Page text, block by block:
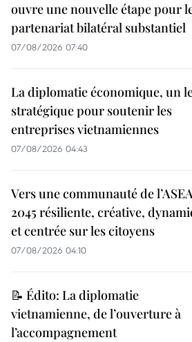
ouvre une nouvelle étape pour
partenariat bilatéral substantiel
07/08/2026 07:40
La diplomatie économique, un
stratégique pour soutenir les
entreprises vietnamiennes
07/08/2026 04:43
Vers une communauté de
2045 résiliente, créative,
et centrée sur les citoyens
07/08/2026 04:10
📝 Édito: La diplomatie
vietnamienne, de l’ouverture à
l’accompagnement